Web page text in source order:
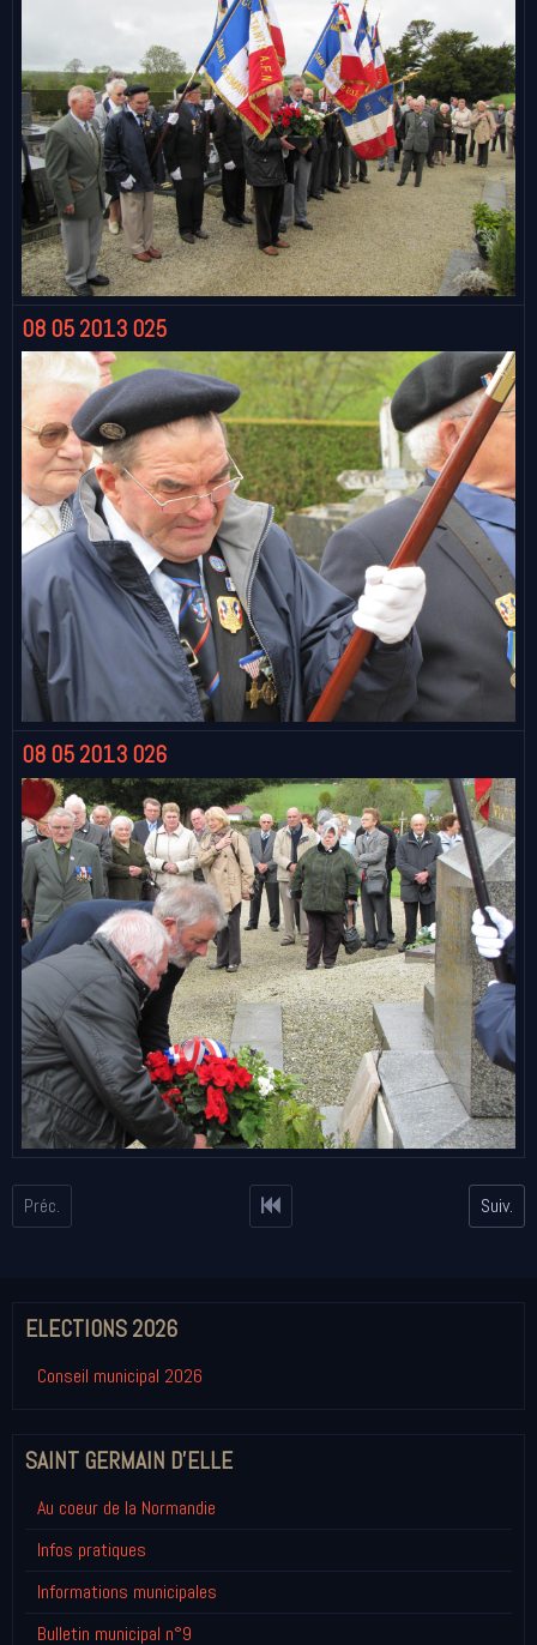
08 05 2013 025
08 05 2013 026
Préc. Suiv.
ELECTIONS 2026
Conseil municipal 2026
SAINT GERMAIN D'ELLE
Au coeur de la Normandie
Infos pratiques
Informations municipales
Bulletin municipal n°9